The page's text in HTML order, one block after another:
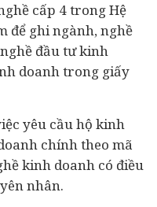
cấp 4 trong Hệ
để ghi ngành, nghề
đầu tưkinh
doanh trong giấy
yêu cầu hộ kinh
chính theo mã
kinh doanh có điều
nhân.